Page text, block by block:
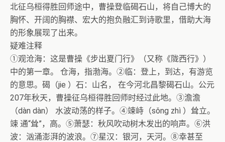
北征乌桓得胜回师途中，曹操登临碣石山，将自己博大的
胸怀、开阔的胸襟、宏大的抱负融汇到诗歌里，借助大海
的形象展现了出来。
疑难注释
①观沧海：这是曹操《步出夏门行》（又称《陇西行》）
中的第一章。 仓海，指渤海。②临：登上，到达，有游览
的意思。碣（jie ）石：山名， 在今河北昌黎碣石山。公元
207年秋天，曹操征乌桓得胜回师时经过此地。③澹澹
（dàn dàn） 水波动荡的样子。④竦峙（sǒng zhì ）耸立。
竦 通“耸”，高。⑤萧瑟：秋风吹动树木发出的响声。⑥洪
波：汹涌澎湃的波浪。⑦星汉：银河，天河。⑧幸甚至